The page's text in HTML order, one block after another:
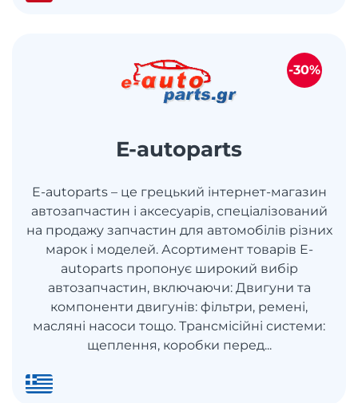
E-autoparts
E-autoparts – це грецький інтернет-магазин
автозапчастин і аксесуарів, спеціалізований
на продажу запчастин для автомобілів різних
марок і моделей. Асортимент товарів E-
autoparts пропонує широкий вибір
автозапчастин, включаючи: Двигуни та
компоненти двигунів: фільтри, ремені,
масляні насоси тощо. Трансмісійні системи:
щеплення, коробки перед...
-30%